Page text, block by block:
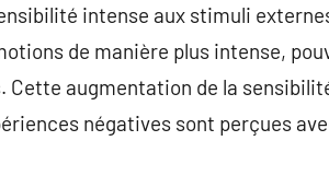
intense aux stimuli
de manière plus intense,
augmentation de la
négatives sont perçues